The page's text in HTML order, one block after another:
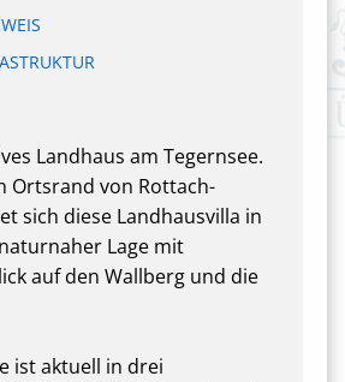
Landhaus am Tegernsee.
Ortsrand von Rottach-
sich diese Landhausvilla in
Lage mit
auf den Wallberg und die
ist aktuell in drei